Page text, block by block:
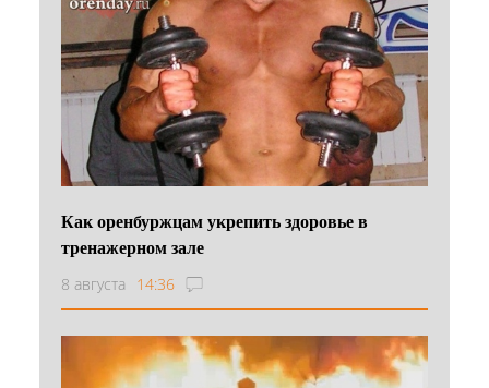
Как оренбуржцам укрепить здоровье в
тренажерном зале
8 августа 14:36